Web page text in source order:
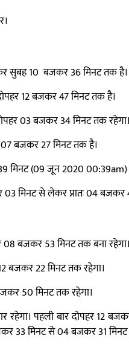
सुबह 10 बजकर 36 मिनट तक है।
12 बजकर 47 मिनट तक है।
03 बजकर 34 मिनट तक रहेगा।
बजकर 27 मिनट तक है।
39 मिनट (09 जून 2020
03 मिनट से लेकर प्रातः 04 बजकर
बजकर 53 मिनट तक बना रहेगा।
बजकर 22 मिनट तक रहेगा।
50 मिनट तक रहेगा।
रहेगा। पहली बार दोपहर 12
33 मिनट से 04 बजकर 31 मिनट